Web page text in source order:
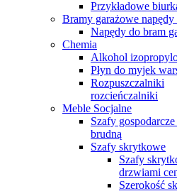
Przykładowe
Bramy garażowe napędy
Napędy do bram
Chemia
Alkohol
Płyn do myjek
Rozpuszczalniki
rozcieńczalniki
Meble Socjalne
Szafy
brudną
Szafy skrytkowe
Szafy
drzwiami
Szerokość